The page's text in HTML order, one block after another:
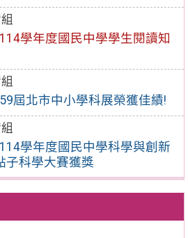
學年度國民中學學生閱讀知
屆北市中小學科展榮獲佳績!
學年度國民中學科學與創新
子科學大賽獲獎